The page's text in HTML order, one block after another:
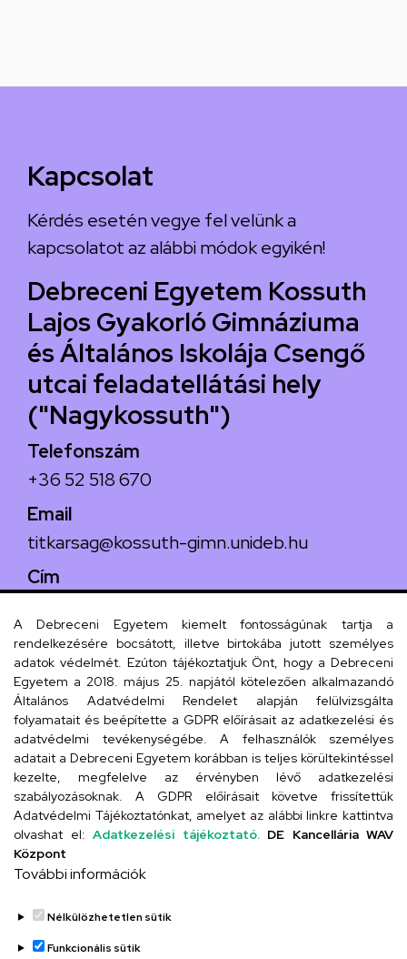
Kapcsolat
Kérdés esetén vegye fel velünk a
kapcsolatot az alábbi módok egyikén!
Debreceni Egyetem Kossuth
Lajos Gyakorló Gimnáziuma
és Általános Iskolája Csengő
utcai feladatellátási hely
("Nagykossuth")
Telefonszám
+36 52 518 670
Email
titkarsag@kossuth-gimn.unideb.hu
Cím
Szervezeti telefonkönyv
UD telefonkönyv
Titkárság
A Debreceni Egyetem kiemelt fontosságúnak tartja a
rendelkezésére bocsátott, illetve birtokába jutott személyes
adatok védelmét. Ezúton tájékoztatjuk Önt, hogy a Debreceni
Egyetem a 2018. május 25. napjától kötelezően alkalmazandó
Általános Adatvédelmi Rendelet alapján felülvizsgálta
folyamatait és beépítette a GDPR előírásait az adatkezelési és
adatvédelmi tevékenységébe. A felhasználók személyes
adatait a Debreceni Egyetem korábban is teljes körültekintéssel
kezelte, megfelelve az érvényben lévő adatkezelési
szabályozásoknak. A GDPR előírásait követve frissítettük
Adatvédelmi Tájékoztatónkat, amelyet az alábbi linkre kattintva
olvashat el: Adatkezelési tájékoztató. DE Kancellária WAV
Központ
További információk
Nélkülözhetetlen sütik
Funkcionális sütik